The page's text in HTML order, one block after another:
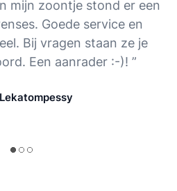
mijn zoontje stond er een
Goede service en
Bij vragen staan ze je
Een aanrader :-)! ”